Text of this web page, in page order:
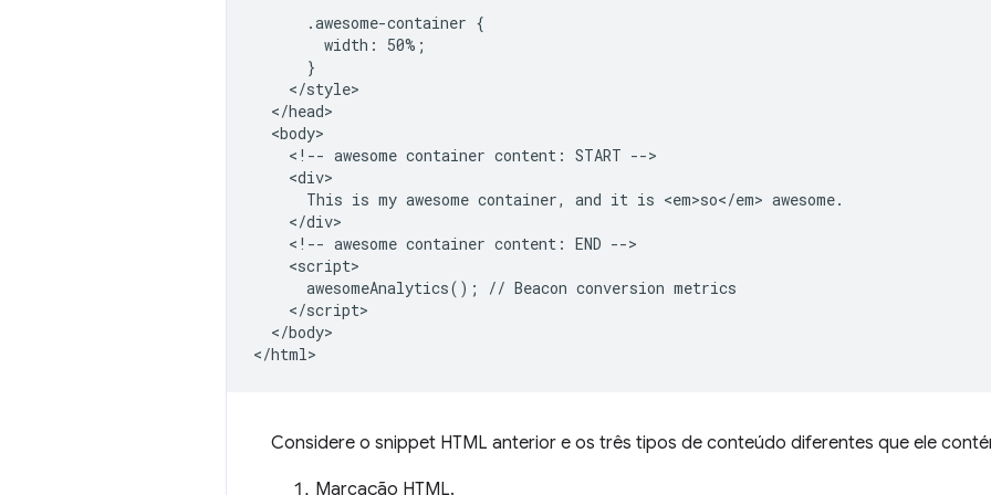
      .awesome-container {
        width: 50%;
      }
    </style>
  </head>
  <body>
    <!-- awesome container content: START -->
    <div>
      This is my awesome container, and it is <em>so</em> awesome.
    </div>
    <!-- awesome container content: END -->
    <script>
      awesomeAnalytics(); // Beacon conversion metrics
    </script>
  </body>
Considere o snippet HTML anterior e os três tipos de conteúdo diferentes que ele
Marcação HTML.